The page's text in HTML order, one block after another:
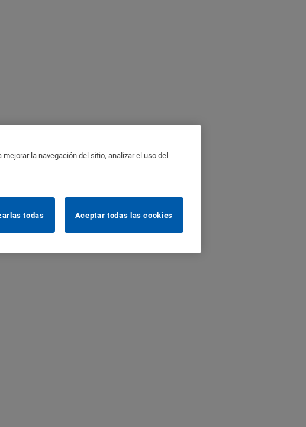
la navegación del sitio, analizar el uso del
todas
Aceptar todas las cookies